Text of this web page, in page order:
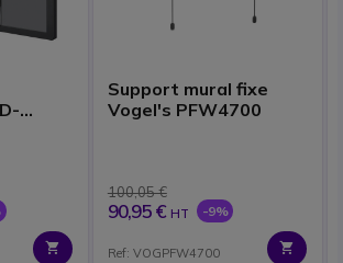
Support mural fixe
Vogel's PFW4700
100,05 €
90,95 € HT -9%
Ref: VOGPFW4700